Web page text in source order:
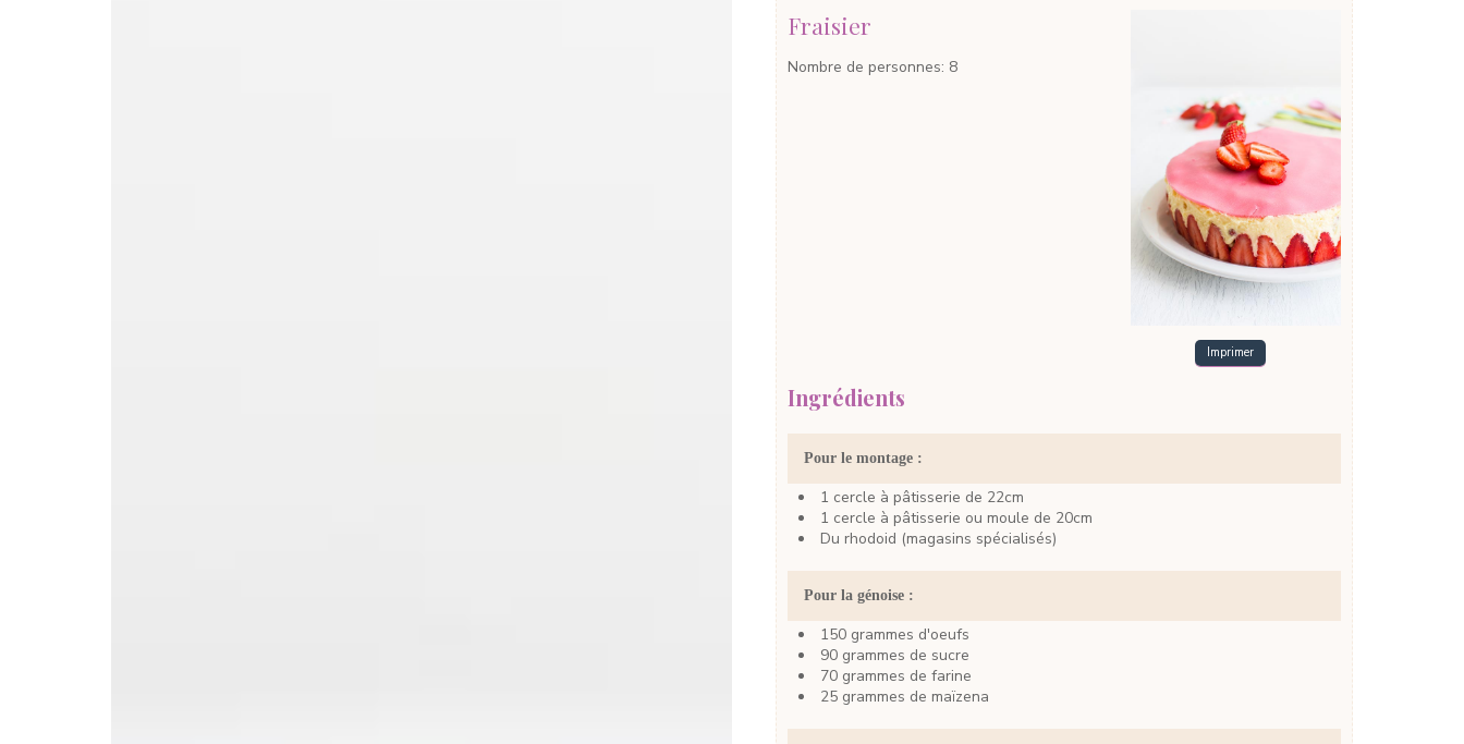
Imprimer
Fraisier
Nombre de personnes: 8
Ingrédients
Pour le montage :
1 cercle à pâtisserie de 22cm
1 cercle à pâtisserie ou moule de 20cm
Du rhodoid (magasins spécialisés)
Pour la génoise :
150 grammes d'oeufs
90 grammes de sucre
70 grammes de farine
25 grammes de maïzena